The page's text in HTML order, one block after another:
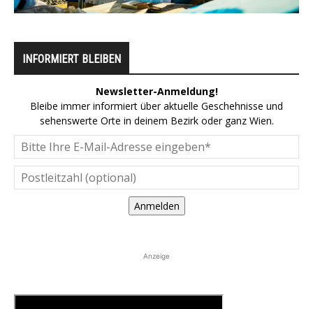
INFORMIERT BLEIBEN
Newsletter-Anmeldung!
Bleibe immer informiert über aktuelle Geschehnisse und
sehenswerte Orte in deinem Bezirk oder ganz Wien.
Anmelden
Anzeige